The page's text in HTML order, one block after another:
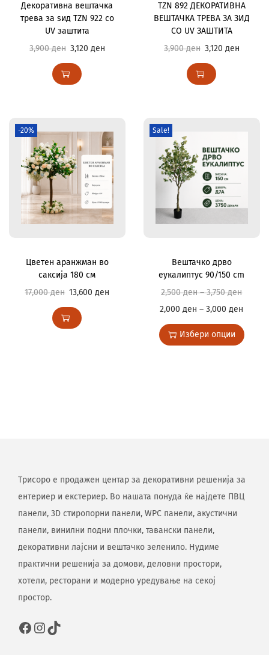
Декоративна вештачка
трева за ѕид TZN 922 со
UV заштита
3,900ден 3,120 ден
TZN 892 ДЕКОРАТИВНА
ВЕШТАЧКА ТРЕВА ЗА ЗИД
СО UV ЗАШТИТА
3,900ден 3,120 ден
-20%
Цветен аранжман во
саксија 180 см
17,000ден 13,600ден
Sale!
Вештачко дрво
еукалиптус 90/150 cm
2,500ден–3,750ден
2,000ден –3,000ден
Избери опции
Трисоро е продажен центар за декоративни решенија за
ентериер и екстериер. Во нашата понуда ќе најдете ПВЦ
панели, 3D стиропорни панели, WPC панели, акустични
панели, винилни подни плочки, тавански панели,
декоративни лајсни и вештачко зеленило. Нудиме
практични решенија за домови, деловни простори,
хотели, ресторани и модерно уредување на секој
простор.